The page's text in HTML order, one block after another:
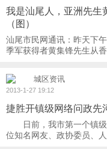
我是汕尾人，亚洲先生
（图）
汕尾市民网通讯：昨天下
季军获得者黄集锋先生从
城区资讯
2013-1-27 19:12
捷胜开镇级网络问政先
日前，我市第一个镇级
位知名网友、政协委员、